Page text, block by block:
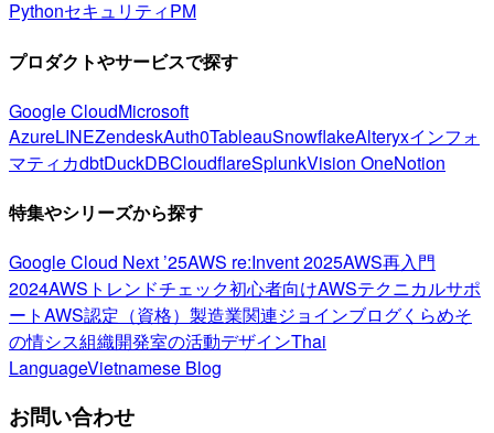
PythonセキュリティPM
プロダクトやサービスで探す
Google CloudMicrosoft
AzureLINEZendeskAuth0TableauSnowflakeAlteryxインフォ
マティカdbtDuckDBCloudflareSplunkVision OneNotion
特集やシリーズから探す
Google Cloud Next ’25AWS re:Invent 2025AWS再入門
2024AWSトレンドチェック初心者向けAWSテクニカルサポ
ートAWS認定（資格） 製造業関連ジョインブログくらめそ
の情シス組織開発室の活動デザインThai
LanguageVietnamese Blog
お問い合わせ